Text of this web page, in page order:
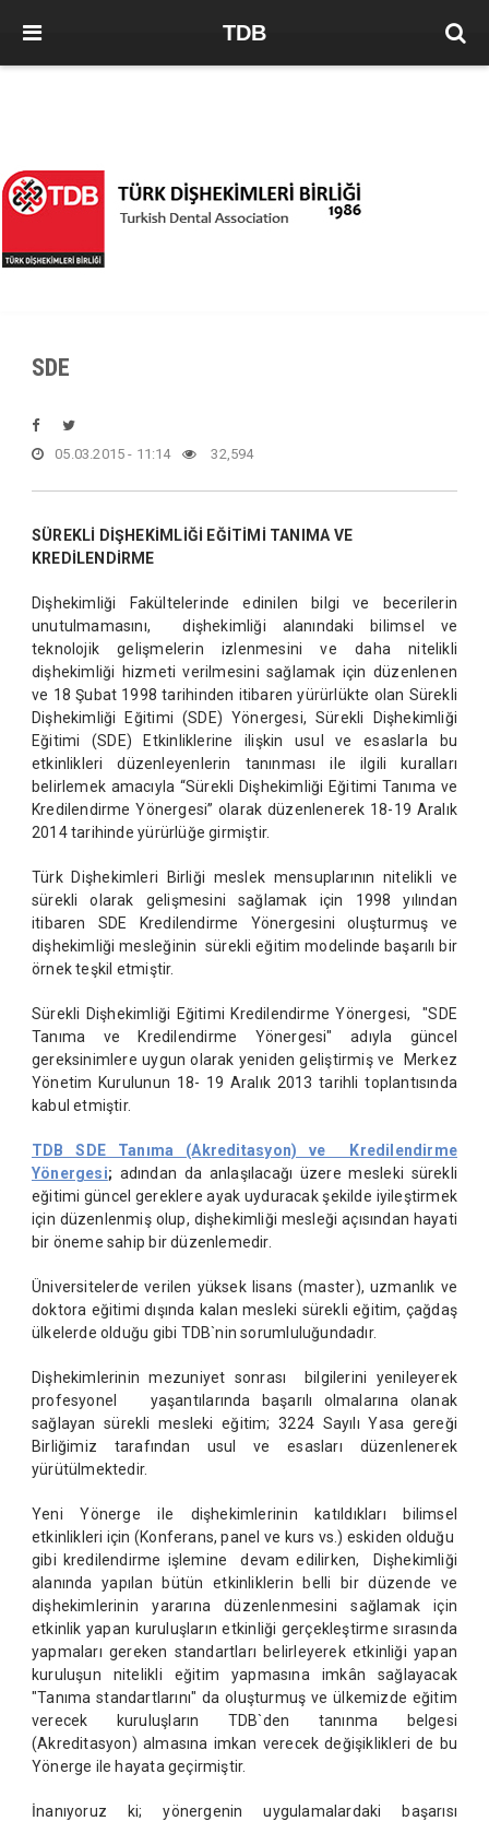
TDB
SDE
05.03.2015 - 11:14 32,594
SÜREKLİ DİŞHEKİMLİĞİ EĞİTİMİ TANIMA VE
KREDİLENDİRME
Dişhekimliği Fakültelerinde edinilen bilgi ve becerilerin
unutulmamasını, dişhekimliği alanındaki bilimsel ve
teknolojik gelişmelerin izlenmesini ve daha nitelikli
dişhekimliği hizmeti verilmesini sağlamak için düzenlenen
ve 18 Şubat 1998 tarihinden itibaren yürürlükte olan Sürekli
Dişhekimliği Eğitimi (SDE) Yönergesi, Sürekli Dişhekimliği
Eğitimi (SDE) Etkinliklerine ilişkin usul ve esaslarla bu
etkinlikleri düzenleyenlerin tanınması ile ilgili kuralları
belirlemek amacıyla “Sürekli Dişhekimliği Eğitimi Tanıma ve
Kredilendirme Yönergesi” olarak düzenlenerek 18-19 Aralık
2014 tarihinde yürürlüğe girmiştir.
Türk Dişhekimleri Birliği meslek mensuplarının nitelikli ve
sürekli olarak gelişmesini sağlamak için 1998 yılından
itibaren SDE Kredilendirme Yönergesini oluşturmuş ve
dişhekimliği mesleğinin sürekli eğitim modelinde başarılı bir
örnek teşkil etmiştir.
Sürekli Dişhekimliği Eğitimi Kredilendirme Yönergesi, "SDE
Tanıma ve Kredilendirme Yönergesi" adıyla güncel
gereksinimlere uygun olarak yeniden geliştirmiş ve Merkez
Yönetim Kurulunun 18- 19 Aralık 2013 tarihli toplantısında
kabul etmiştir.
TDB SDE Tanıma (Akreditasyon) ve Kredilendirme
Yönergesi; adından da anlaşılacağı üzere mesleki sürekli
eğitimi güncel gereklere ayak uyduracak şekilde iyileştirmek
için düzenlenmiş olup, dişhekimliği mesleği açısından hayati
bir öneme sahip bir düzenlemedir.
Üniversitelerde verilen yüksek lisans (master), uzmanlık ve
doktora eğitimi dışında kalan mesleki sürekli eğitim, çağdaş
ülkelerde olduğu gibi TDB`nin sorumluluğundadır.
Dişhekimlerinin mezuniyet sonrası bilgilerini yenileyerek
profesyonel yaşantılarında başarılı olmalarına olanak
sağlayan sürekli mesleki eğitim; 3224 Sayılı Yasa gereği
Birliğimiz tarafından usul ve esasları düzenlenerek
yürütülmektedir.
Yeni Yönerge ile dişhekimlerinin katıldıkları bilimsel
etkinlikleri için (Konferans, panel ve kurs vs.) eskiden olduğu
gibi kredilendirme işlemine devam edilirken, Dişhekimliği
alanında yapılan bütün etkinliklerin belli bir düzende ve
dişhekimlerinin yararına düzenlenmesini sağlamak için
etkinlik yapan kuruluşların etkinliği gerçekleştirme sırasında
yapmaları gereken standartları belirleyerek etkinliği yapan
kuruluşun nitelikli eğitim yapmasına imkân sağlayacak
"Tanıma standartlarını" da oluşturmuş ve ülkemizde eğitim
verecek kuruluşların TDB`den tanınma belgesi
(Akreditasyon) almasına imkan verecek değişiklikleri de bu
Yönerge ile hayata geçirmiştir.
İnanıyoruz ki; yönergenin uygulamalardaki başarısı